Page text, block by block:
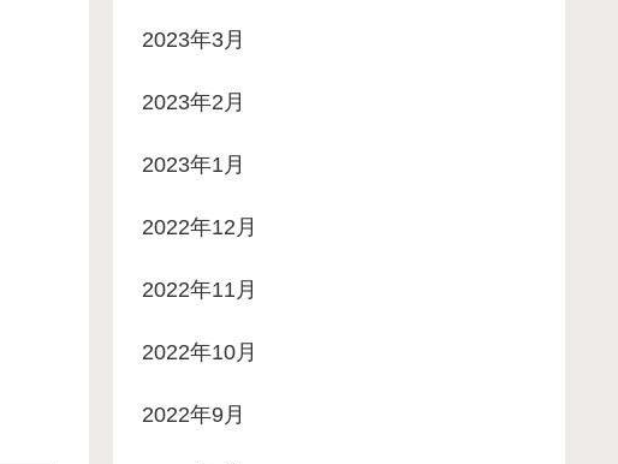
2023年3月
2023年2月
2023年1月
2022年12月
2022年11月
2022年10月
2022年9月